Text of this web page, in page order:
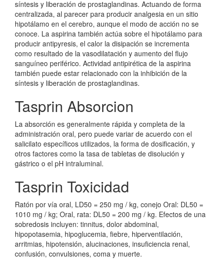
síntesis y liberación de prostaglandinas. Actuando de forma
centralizada, al parecer para producir analgesia en un sitio
hipotálamo en el cerebro, aunque el modo de acción no se
conoce. La aspirina también actúa sobre el hipotálamo para
producir antipyresis, el calor la disipación se incrementa
como resultado de la vasodilatación y aumento del flujo
sanguíneo periférico. Actividad antipirética de la aspirina
también puede estar relacionado con la inhibición de la
síntesis y liberación de prostaglandinas.
Tasprin Absorcion
La absorción es generalmente rápida y completa de la
administración oral, pero puede variar de acuerdo con el
salicilato específicos utilizados, la forma de dosificación, y
otros factores como la tasa de tabletas de disolución y
gástrico o el pH intraluminal.
Tasprin Toxicidad
Ratón por vía oral, LD50 = 250 mg / kg, conejo Oral: DL50 =
1010 mg / kg; Oral, rata: DL50 = 200 mg / kg. Efectos de una
sobredosis incluyen: tinnitus, dolor abdominal,
hipopotasemia, hipoglucemia, fiebre, hiperventilación,
arritmias, hipotensión, alucinaciones, insuficiencia renal,
confusión, convulsiones, coma y muerte.